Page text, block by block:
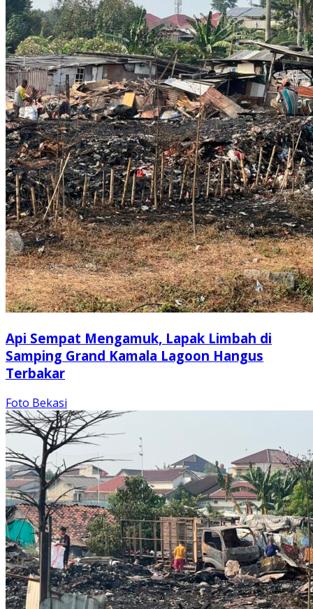
Api Sempat Mengamuk, Lapak Limbah di
Samping Grand Kamala Lagoon Hangus
Terbakar
Foto Bekasi